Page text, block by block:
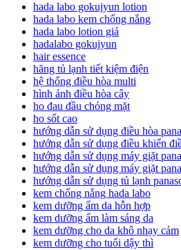
hada labo gokujyun lotion
hada labo kem chống nắng
hada labo lotion giá
hadalabo gokujyun
hair essence
hãng tủ lạnh tiết kiệm điện
hệ thống điều hòa multi
hình ảnh điều hòa cây
ho đau đầu chóng mặt
ho sốt cao
hướng dẫn sử dụng điều hòa
hướng dẫn sử dụng điều khiển
hướng dẫn sử dụng máy giặt
hướng dẫn sử dụng máy giặt
hướng dẫn sử dụng tủ lạnh
kem chống nắng hada labo
kem dưỡng ẩm da hỗn hợp
kem dưỡng ẩm làm sáng da
kem dưỡng cho da khô nhạy cảm
kem dưỡng cho tuổi dậy thì